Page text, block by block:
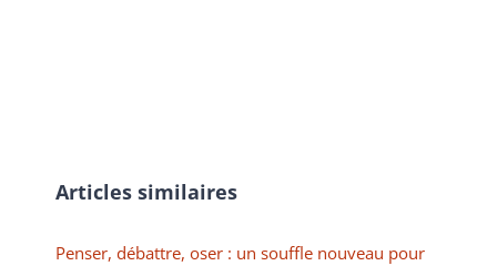
Articles similaires
Penser, débattre, oser : un souffle nouveau pour